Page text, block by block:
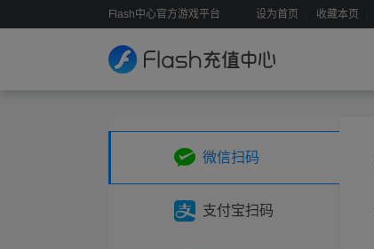
Flash中心官方游戏平台 设为首页 收藏本页
微信扫码
支付宝扫码